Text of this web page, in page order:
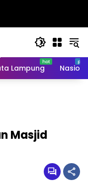
Lampung
Masjid